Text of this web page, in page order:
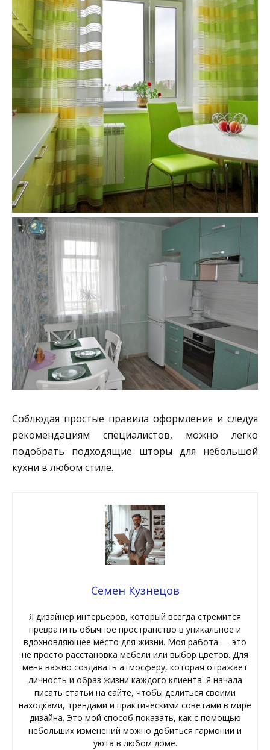
Соблюдая простые правила оформления и следуя
рекомендациям специалистов, можно легко
подобрать подходящие шторы для небольшой
кухни в любом стиле.
Семен Кузнецов
Я дизайнер интерьеров, который всегда стремится
превратить обычное пространство в уникальное и
вдохновляющее место для жизни. Моя работа — это
не просто расстановка мебели или выбор цветов. Для
меня важно создавать атмосферу, которая отражает
личность и образ жизни каждого клиента. Я начала
писать статьи на сайте, чтобы делиться своими
находками, трендами и практическими советами в мире
дизайна. Это мой способ показать, как с помощью
небольших изменений можно добиться гармонии и
уюта в любом доме.